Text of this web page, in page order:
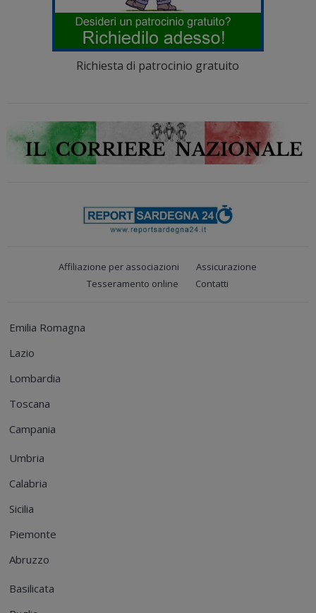
Richiesta di patrocinio gratuito
Affiliazione per associazioni
Assicurazione
Tesseramento online
Contatti
Emilia Romagna
Lazio
Lombardia
Toscana
Campania
Umbria
Calabria
Sicilia
Piemonte
Abruzzo
Basilicata